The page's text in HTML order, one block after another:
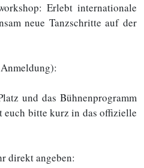
Erlebt internationale
neue Tanzschritte auf der
und das Bühnenprogramm
euch bitte kurz in das offizielle
direkt angeben: